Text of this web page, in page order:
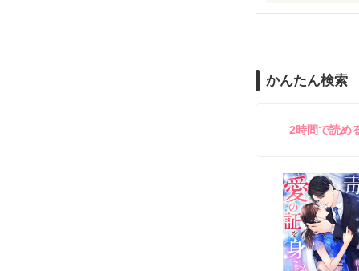
雪瀬鷹哉（29
鷹哉『宜しく
シゴデキで冷
※表紙も作中
※執筆期間
※他サイトさ
かんたん検索
2時間で読め